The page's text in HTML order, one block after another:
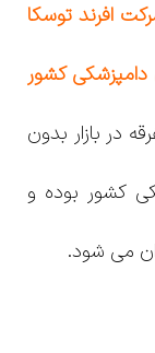
افرند توسکا
دامپزشکی کشور
در بازار بدون
کشور بوده و
می شود.